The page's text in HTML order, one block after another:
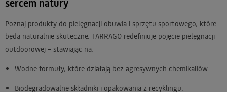
sercem natury
Poznaj produkty do pielęgnacji obuwia i sprzętu sportowego, które
będą naturalnie skuteczne. TARRAGO redefiniuje pojęcie pielęgnacji
outdoorowej – stawiając na:
Wodne formuły, które działają bez agresywnych chemikaliów.
Biodegradowalne składniki i opakowania z recyklingu.